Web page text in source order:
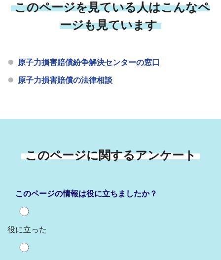
このページを見ている人はこんなペ
ージも見ています
原子力損害賠償紛争解決センターの窓口
原子力損害賠償の法律相談
このページに関するアンケート
このページの情報は役に立ちましたか？
役に立った